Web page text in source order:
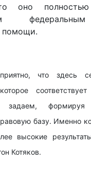
оно полностью
помощи.
что здесь
формируя
базу. Именно
высокие
Котяков.